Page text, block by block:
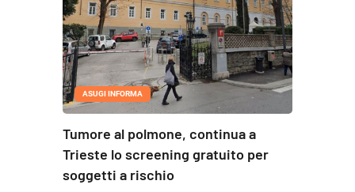
ASUGI INFORMA
Tumore al polmone, continua a
Trieste lo screening gratuito per
soggetti a rischio